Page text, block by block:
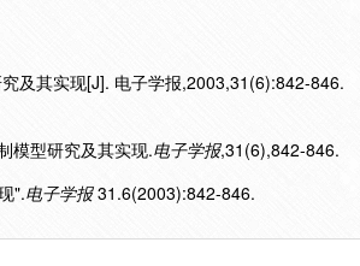
及其实现[J]. 电子学报,2003,31(6):842-846.
模型研究及其实现.电子学报,31(6),842-846.
".电子学报31.6(2003):842-846.